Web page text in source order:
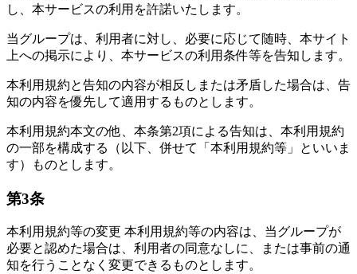
し、本サービスの利用を許諾いたします。
当グループは、利用者に対し、必要に応じて随時、本サイト
上への掲示により、本サービスの利用条件等を告知します。
本利用規約と告知の内容が相反しまたは矛盾した場合は、告
知の内容を優先して適用するものとします。
本利用規約本文の他、本条第2項による告知は、本利用規約
の一部を構成する（以下、併せて「本利用規約等」といいま
す）ものとします。
第3条
本利用規約等の変更 本利用規約等の内容は、当グループが
必要と認めた場合は、利用者の同意なしに、または事前の通
知を行うことなく変更できるものとします。